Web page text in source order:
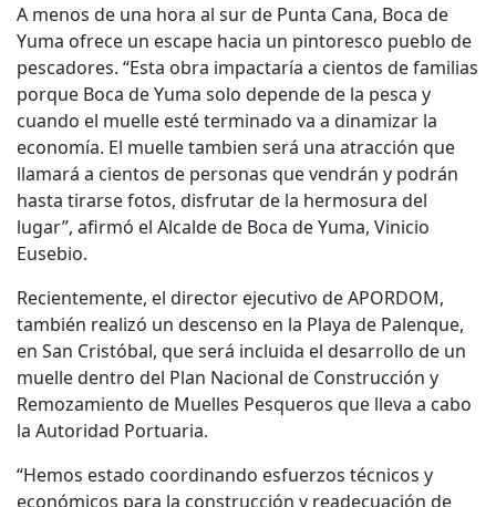
A menos de una hora al sur de Punta Cana, Boca de
Yuma ofrece un escape hacia un pintoresco pueblo de
pescadores. “Esta obra impactaría a cientos de familias
porque Boca de Yuma solo depende de la pesca y
cuando el muelle esté terminado va a dinamizar la
economía. El muelle tambien será una atracción que
llamará a cientos de personas que vendrán y podrán
hasta tirarse fotos, disfrutar de la hermosura del
lugar”, afirmó el Alcalde de Boca de Yuma, Vinicio
Eusebio.
Recientemente, el director ejecutivo de APORDOM,
también realizó un descenso en la Playa de Palenque,
en San Cristóbal, que será incluida el desarrollo de un
muelle dentro del Plan Nacional de Construcción y
Remozamiento de Muelles Pesqueros que lleva a cabo
la Autoridad Portuaria.
“Hemos estado coordinando esfuerzos técnicos y
económicos para la construcción y readecuación de